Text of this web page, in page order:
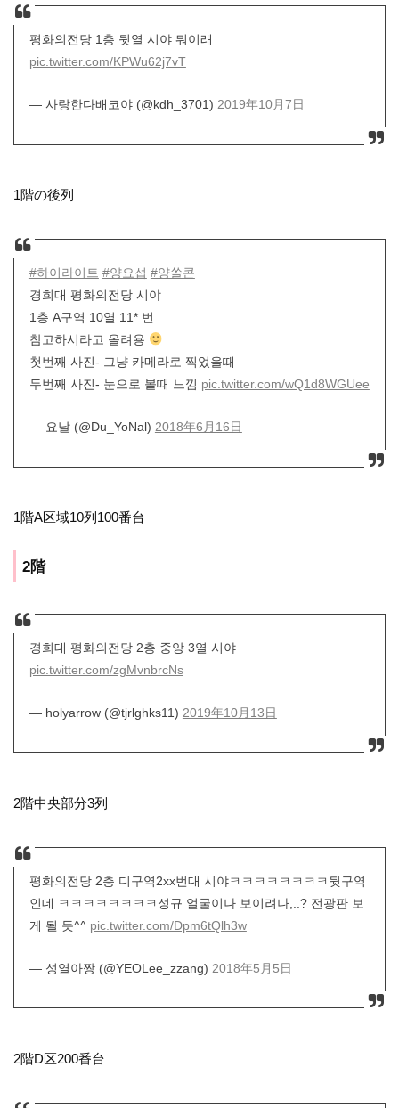
평화의전당 1층 뒷열 시야 뭐이래
pic.twitter.com/KPWu62j7vT
— 사랑한다배코야 (@kdh_3701) 2019年10月7日
1階の後列
#하이라이트 #양요섭 #양쏠콘
경희대 평화의전당 시야
1층 A구역 10열 11* 번
참고하시라고 올려용
첫번째 사진- 그냥 카메라로 찍었을때
두번째 사진- 눈으로 볼때 느낌 pic.twitter.com/wQ1d8WGUee
— 요날 (@Du_YoNal) 2018年6月16日
1階A区域10列100番台
2階
경희대 평화의전당 2층 중앙 3열 시야
pic.twitter.com/zgMvnbrcNs
— holyarrow (@tjrlghks11) 2019年10月13日
2階中央部分3列
평화의전당 2층 디구역2xx번대 시야ㅋㅋㅋㅋㅋㅋㅋㅋ뒷구역
인데 ㅋㅋㅋㅋㅋㅋㅋㅋ성규 얼굴이나 보이려나,..? 전광판 보
게 될 듯^^ pic.twitter.com/Dpm6tQlh3w
— 성열아짱 (@YEOLee_zzang) 2018年5月5日
2階D区200番台